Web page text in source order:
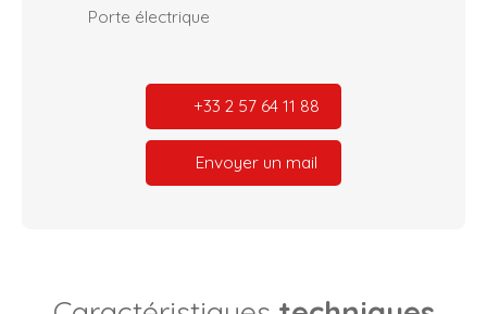
Porte électrique
+33 2 57 64 11 88
Envoyer un mail